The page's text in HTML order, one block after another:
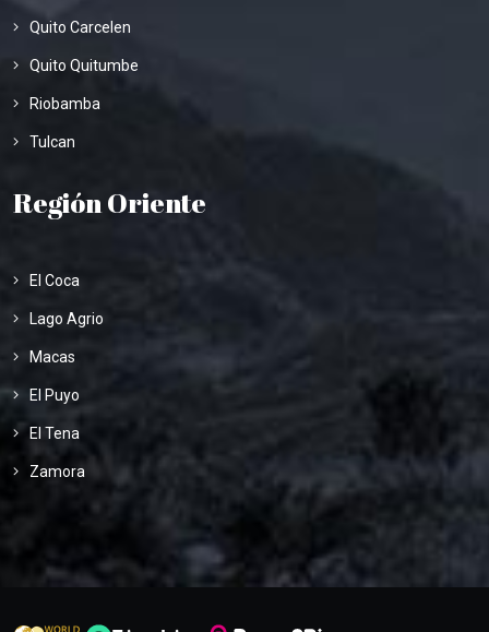
Quito Carcelen
Quito Quitumbe
Riobamba
Tulcan
Región Oriente
El Coca
Lago Agrio
Macas
El Puyo
El Tena
Zamora